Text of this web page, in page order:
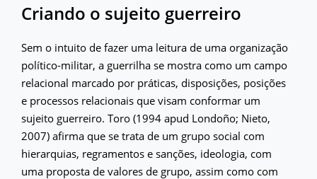
Criando o sujeito guerreiro
Sem o intuito de fazer uma leitura de uma organização
político-militar, a guerrilha se mostra como um campo
relacional marcado por práticas, disposições, posições
e processos relacionais que visam conformar um
sujeito guerreiro. Toro (1994 apud Londoño; Nieto,
2007) afirma que se trata de um grupo social com
hierarquias, regramentos e sanções, ideologia, com
uma proposta de valores de grupo, assim como com